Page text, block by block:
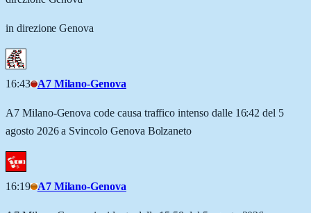
in direzione Genova
16:43 A7 Milano-Genova
A7 Milano-Genova code causa traffico intenso dalle 16:42 del 5
agosto 2026 a Svincolo Genova Bolzaneto
16:19 A7 Milano-Genova